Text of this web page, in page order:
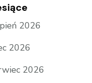
2026
2026
2026